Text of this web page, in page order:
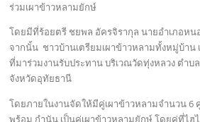
ร่วมเผาข้าวหลามยักษ์
โดยมีที่ร้อยตรี ชยพล อัครจิรากุล นายอำเภอหน
จากนั้น ชาวบ้านเตรียมเผาข้าวหลามทั้งหมู่บ้าน
ที่มาร่วมงานรับประทาน บริเวณวัดทุ่งหลวง ตำบ
จังหวัดอุทัยธานี
โดยภายในงานจัดให้มีคู่เผาข้าวหลามจำนวน 6
พร้อม กำนัน เป็นคู่เผาข้าวหลามยักษ์ โดยคู่ที่ไฮ